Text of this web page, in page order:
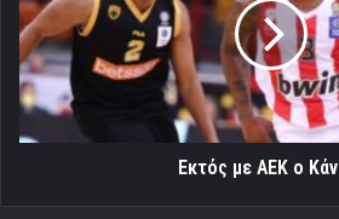
ο
Κάνααν
Εκτός με ΑΕΚ ο